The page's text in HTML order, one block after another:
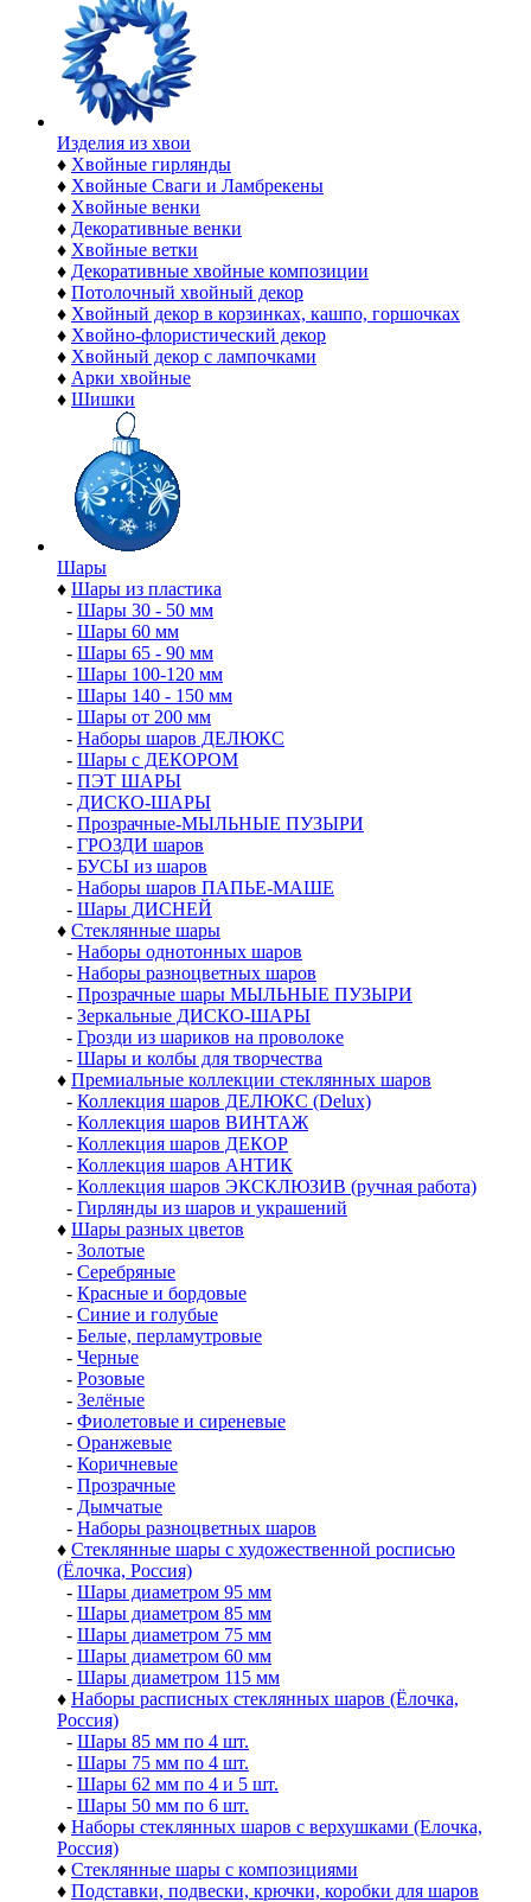
Изделия из хвои
♦ Хвойные гирлянды
♦ Хвойные Сваги и Ламбрекены
♦ Хвойные венки
♦ Декоративные венки
♦ Хвойные ветки
♦ Декоративные хвойные композиции
♦ Потолочный хвойный декор
♦ Хвойный декор в корзинках, кашпо, горшочках
♦ Хвойно-флористический декор
♦ Хвойный декор с лампочками
♦ Арки хвойные
♦ Шишки
Шары
♦ Шары из пластика
- Шары 30 - 50 мм
- Шары 60 мм
- Шары 65 - 90 мм
- Шары 100-120 мм
- Шары 140 - 150 мм
- Шары от 200 мм
- Наборы шаров ДЕЛЮКС
- Шары с ДЕКОРОМ
- ПЭТ ШАРЫ
- ДИСКО-ШАРЫ
- Прозрачные-МЫЛЬНЫЕ ПУЗЫРИ
- ГРОЗДИ шаров
- БУСЫ из шаров
- Наборы шаров ПАПЬЕ-МАШЕ
- Шары ДИСНЕЙ
♦ Стеклянные шары
- Наборы однотонных шаров
- Наборы разноцветных шаров
- Прозрачные шары МЫЛЬНЫЕ ПУЗЫРИ
- Зеркальные ДИСКО-ШАРЫ
- Грозди из шариков на проволоке
- Шары и колбы для творчества
♦ Премиальные коллекции стеклянных шаров
- Коллекция шаров ДЕЛЮКС (Delux)
- Коллекция шаров ВИНТАЖ
- Коллекция шаров ДЕКОР
- Коллекция шаров АНТИК
- Коллекция шаров ЭКСКЛЮЗИВ (ручная работа)
- Гирлянды из шаров и украшений
♦ Шары разных цветов
- Золотые
- Серебряные
- Красные и бордовые
- Синие и голубые
- Белые, перламутровые
- Черные
- Розовые
- Зелёные
- Фиолетовые и сиреневые
- Оранжевые
- Коричневые
- Прозрачные
- Дымчатые
- Наборы разноцветных шаров
♦ Стеклянные шары с художественной росписью
(Ёлочка, Россия)
- Шары диаметром 95 мм
- Шары диаметром 85 мм
- Шары диаметром 75 мм
- Шары диаметром 60 мм
- Шары диаметром 115 мм
♦ Наборы расписных стеклянных шаров (Ёлочка,
Россия)
- Шары 85 мм по 4 шт.
- Шары 75 мм по 4 шт.
- Шары 62 мм по 4 и 5 шт.
- Шары 50 мм по 6 шт.
♦ Наборы стеклянных шаров с верхушками (Елочка,
Россия)
♦ Стеклянные шары с композициями
♦ Подставки, подвески, крючки, коробки для шаров